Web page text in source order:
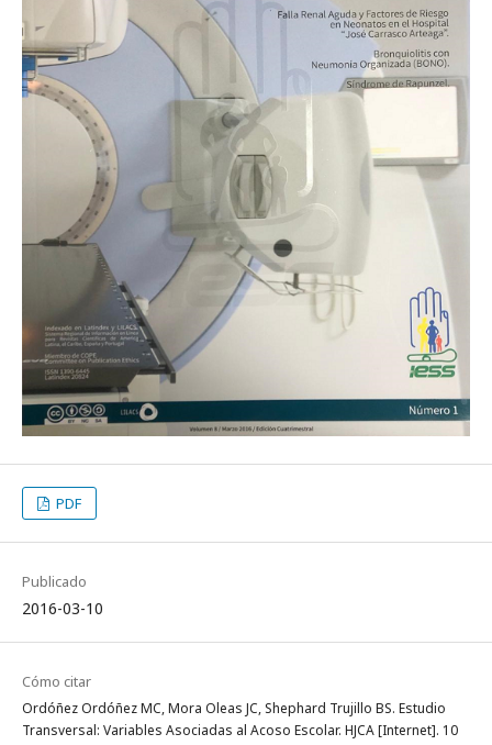
PDF
Publicado
2016-03-10
Cómo citar
Ordóñez Ordóñez MC, Mora Oleas JC, Shephard Trujillo BS. Estudio
Transversal: Variables Asociadas al Acoso Escolar. HJCA [Internet]. 10